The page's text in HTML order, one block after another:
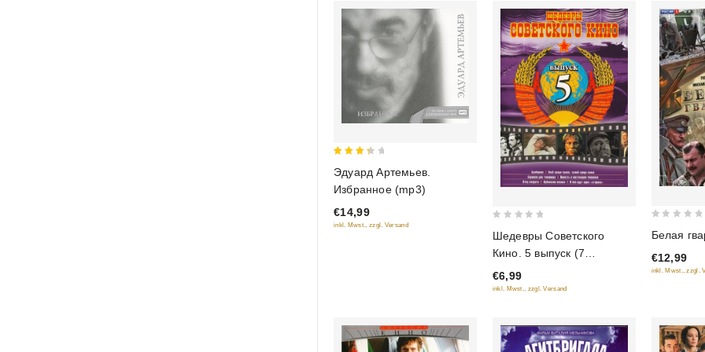
out of
5
Эдуард Артемьев.
Избранное (mp3)
€14,99
inkl. Mwst., zzgl. Versand
out
of
5
Шедевры Советского
Кино. 5 выпуск (7
фильмов в 1 диске)
€6,99
inkl. Mwst., zzgl. Versand
of
5
Белая
€12,99
inkl. Mwst., zzgl.